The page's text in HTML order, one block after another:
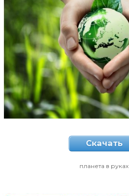
Скачать
планета в руках